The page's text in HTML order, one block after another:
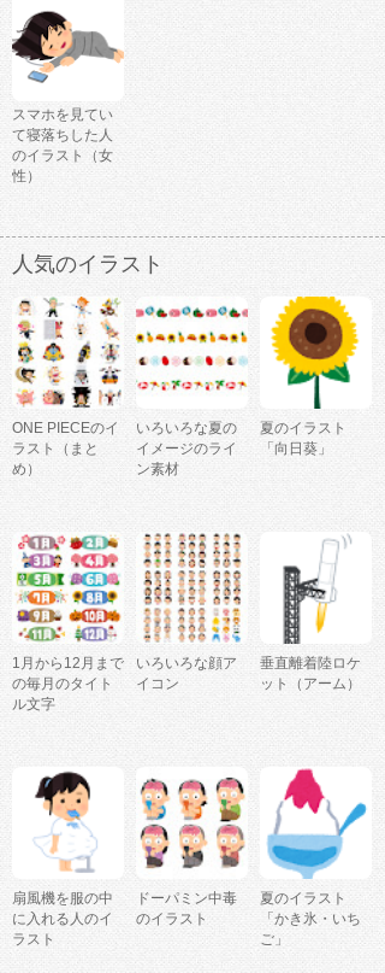
スマホを見てい
て寝落ちした人
のイラスト（女
性）
人気のイラスト
ONE PIECEのイ
ラスト（まと
め）
いろいろな夏の
イメージのライ
ン素材
夏のイラスト
「向日葵」
1月から12月まで
の毎月のタイト
ル文字
いろいろな顔ア
イコン
垂直離着陸ロケ
ット（アーム）
扇風機を服の中
に入れる人のイ
ラスト
ドーパミン中毒
のイラスト
夏のイラスト
「かき氷・いち
ご」